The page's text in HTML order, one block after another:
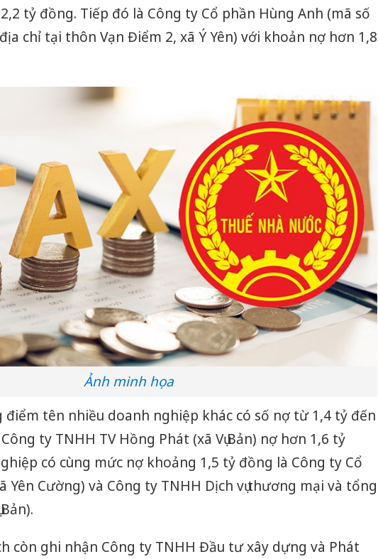
tỷ đồng. Tiếp đó là Công ty Cổ phần Hùng Anh (mã số
chỉ tại thôn Vạn Điểm 2, xã Ý Yên) với khoản nợ hơn 1,8
Ảnh minh họa
điểm tên nhiều doanh nghiệp khác có số nợ từ 1,4 tỷ đến
ty TNHH TV Hồng Phát (xã Vụ Bản) nợ hơn 1,6 tỷ
có cùng mức nợ khoảng 1,5 tỷ đồng là Công ty Cổ
Yên Cường) và Công ty TNHH Dịch vụ thương mại và tổng
còn ghi nhận Công ty TNHH Đầu tư xây dựng và Phát